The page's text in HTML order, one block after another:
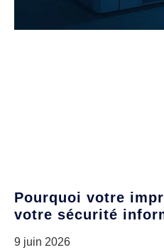
Pourquoi votre
votre sécurité
9 juin 2026